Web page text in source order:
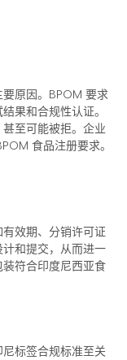
原因。BPOM 要求
果和合规性认证。
至可能被拒。企业
食品注册要求。
效期、分销许可证
和提交，从而进一
符合印度尼西亚食
标签合规标准至关